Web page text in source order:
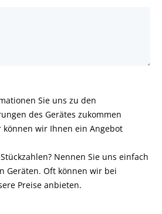
Sie uns zu den
des Gerätes zukommen
können wir Ihnen ein Angebot
Nennen Sie uns einfach
Geräten. Oft können wir bei
Preise anbieten.